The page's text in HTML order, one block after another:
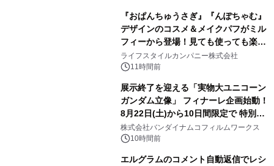
『おぱんちゅうさぎ』『んぽちゃむ』
デザインのコスメ＆メイクパフがミル
フィーから登場！見ても使っても楽し
い、ポップでキュートなコレクショ
ン。
ライフスタイルカンパニー株式会社
11時間前
展示終了を迎える「実物大ユニコーン
ガンダム立像」 フィナーレ企画始動！
8月22日(土)から10日間限定で 特別映
像『UNICORN GUNDAM Statue ―
BEYOND POSSIBILITY ―』を上映！
株式会社バンダイナムコフィルムワークス
10時間前
エルグラムのコメント自動返信でレシ